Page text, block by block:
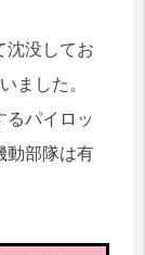
沈没してお
ました。
るパイロッ
動部隊は有